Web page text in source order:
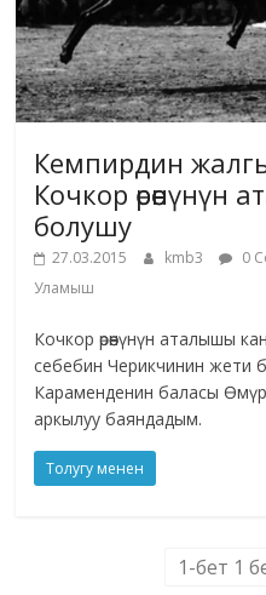
Кемпирдин
Кочкор
болушу
27.03.2015 kmb3 0
Уламыш
Кочкор өрөөнүнүн аталышы
себебин Черикчинин жети
Караменденин баласы
аркылуу баяндадым.
Толугу менен
1-бет 1